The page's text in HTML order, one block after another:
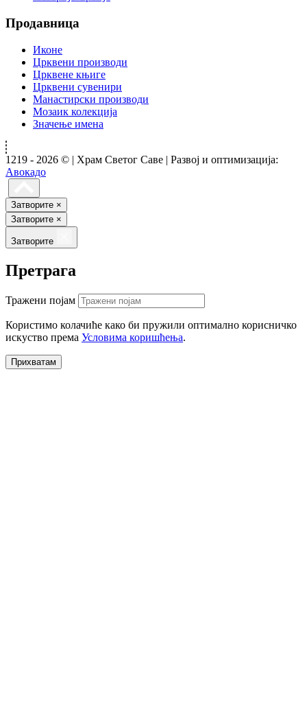
Продавница
Иконе
Црквени производи
Црквене књиге
Црквени сувенири
Манастирски производи
Мозаик колекција
Значење имена
1219 - 2026 © | Храм Светог Саве | Развој и оптимизација:
Авокадо
Затворите ×
Затворите ×
Затворите
Претрага
Тражени појам
Користимо колачиће како би пружили оптимално корисничко
искуство према Условима коришћења.
Прихватам